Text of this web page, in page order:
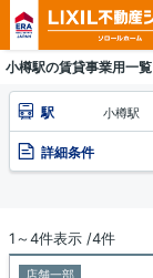
小樽駅の賃貸事業用一覧
駅 小樽駅
詳細条件
1～4件表示 /4件
店舗一部